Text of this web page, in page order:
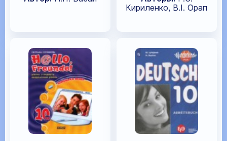
Кириленко, В.І. Орап